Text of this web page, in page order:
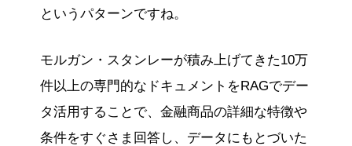
というパターンですね。
モルガン・スタンレーが積み上げてきた10万
件以上の専門的なドキュメントをRAGでデー
タ活用することで、金融商品の詳細な特徴や
条件をすぐさま回答し、データにもとづいた